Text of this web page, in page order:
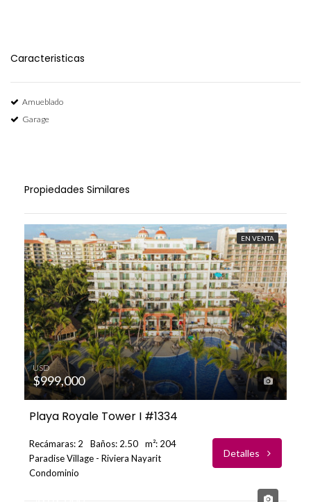
Caracteristicas
Amueblado
Garage
Propiedades Similares
EN VENTA
USD
$999,000
Playa Royale Tower I #1334
Recámaras: 2 Baños: 2.50
m²: 204
Paradise Village - Riviera Nayarit
Condominio
Detalles